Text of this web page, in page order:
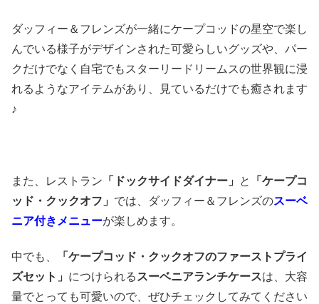
ダッフィー＆フレンズが一緒にケープコッドの星空で楽し
んでいる様子がデザインされた可愛らしいグッズや、パー
クだけでなく自宅でもスターリードリームスの世界観に浸
れるようなアイテムがあり、見ているだけでも癒されます
♪
また、レストラン 「ドックサイドダイナー」 と
「ケープコ
ッド・クックオフ」 では、ダッフィー＆フレンズのスーベ
ニア付きメニューが楽しめます。
中でも、
「ケープコッド・クックオフのファーストプライ
ズセット」 につけられる スーベニアランチケースは、大容
量でとっても可愛いので、ぜひチェックしてみてください